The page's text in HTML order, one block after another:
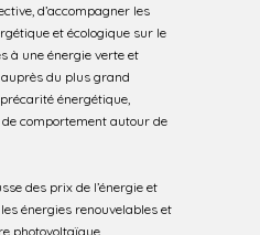
d’accompagner les
et écologique sur le
à une énergie verte et
du plus grand
énergétique,
comportement autour de
des prix de l’énergie et
énergies renouvelables et
photovoltaïque